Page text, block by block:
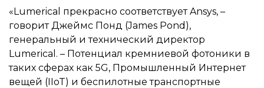
«Lumerical прекрасно соответствует Ansys, –
говорит Джеймс Понд (James Pond),
генеральный и технический директор
Lumerical. – Потенциал кремниевой фотоники в
таких сферах как 5G, Промышленный Интернет
вещей (IIoT) и беспилотные транспортные